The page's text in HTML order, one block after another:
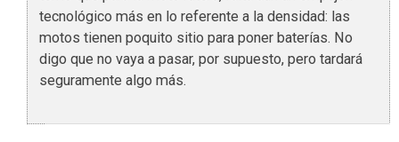
tecnológico más en lo referente a la densidad: las
motos tienen poquito sitio para poner baterías. No
digo que no vaya a pasar, por supuesto, pero tardará
seguramente algo más.